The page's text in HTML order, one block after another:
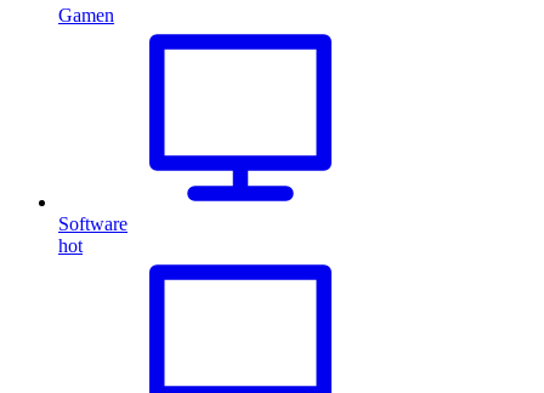
Gamen
Software
hot